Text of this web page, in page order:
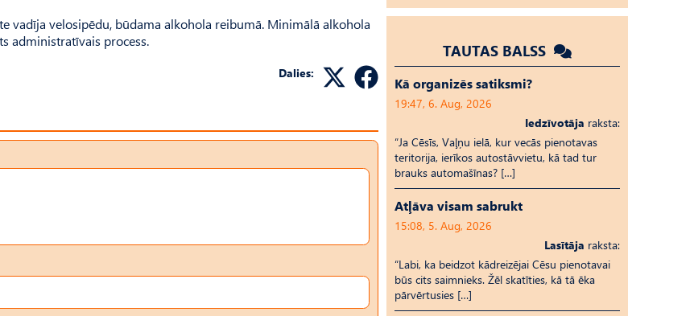
vadīja velosipēdu, būdama alkohola reibumā. Minimālā alkohola
administratīvais process.
Dalies:
TAUTAS BALSS
Kā organizēs satiksmi?
19:47, 6. Aug, 2026
Iedzīvotāja raksta:
“Ja Cēsīs, Vaļņu ielā, kur vecās pienotavas
teritorija, ierīkos autostāvvietu, kā tad tur
brauks automašīnas? […]
Atļāva visam sabrukt
15:08, 5. Aug, 2026
Lasītāja raksta:
“Labi, ka beidzot kādreizējai Cēsu pienotavai
būs cits saimnieks. Žēl skatīties, kā tā ēka
pārvērtusies […]